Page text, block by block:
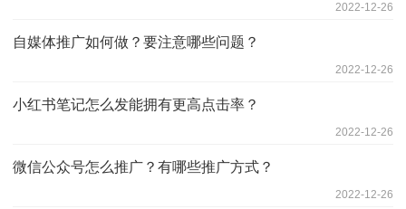
2022-12-26
自媒体推广如何做？要注意哪些问题？
2022-12-26
小红书笔记怎么发能拥有更高点击率？
2022-12-26
微信公众号怎么推广？有哪些推广方式？
2022-12-26